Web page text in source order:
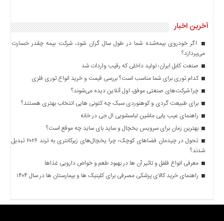
آخرین اخبار
اگر خودروی بیمه‌شده شما در طول سال گران شود، شرکت بیمه چقدر خسارت
می‌پردازد؟
صنعت کابل ایران؛ تولید داخلی که رقیب واردات شد
کدام توری برای شما مناسب است؟ بررسی قیمت و خرید انواع توری فلزی
چرا شرکت‌های صنعتی موفق، اول آنلاین دیده می‌شوند؟
برای طبیعت گردی و کوهنوردی سبک چه کتونی هایی انتخاب بهتری هستند؟
راهنمای عیب یابی ماشین لباسشویی ال جی در خانه
بهترین زمان برای سرویس یخچال و ساید بای ساید چه موقع است؟
تحول در چیدمان فضاهای کوچک؛ چرا یخچال‌های زیرکانتری به ترند ۲۰۲۶ تبدیل
شدند؟
معرفی انواع فلفل و تاثیر آن ‌ها در بهبود طعم و خواص دارویی غذاها
راهنمای خرید کالای پزشکی مصرفی برای کلینیک ها و بیمارستان ها در سال ۱۴۰۴